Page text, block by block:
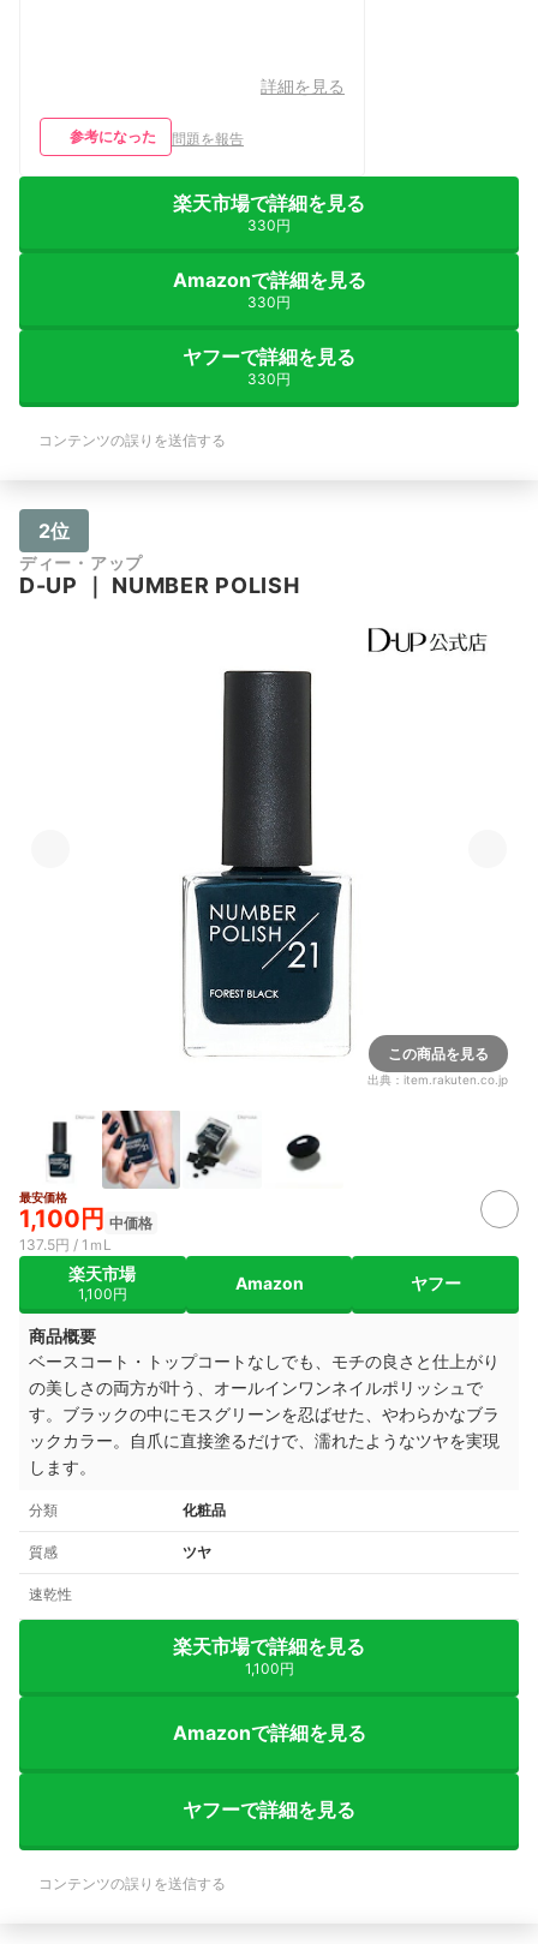
詳細を見る
参考になった 問題を報告
楽天市場で詳細を見る
330円
Amazonで詳細を見る
330円
ヤフーで詳細を見る
330円
コンテンツの誤りを送信する
2位
ディー・アップ
D-UP NUMBER POLISH
この商品を見る
出典： item.rakuten.co.jp
最安価格
1,100円 中価格
137.5円 / 1ｍL
楽天市場
1,100円
Amazon ヤフー
商品概要
ベースコート・トップコートなしでも、モチの良さと仕上がり
の美しさの両方が叶う、オールインワンネイルポリッシュで
す。ブラックの中にモスグリーンを忍ばせた、やわらかなブラ
ックカラー。自爪に直接塗るだけで、濡れたようなツヤを実現
します。
分類 化粧品
質感 ツヤ
速乾性
楽天市場で詳細を見る
1,100円
Amazonで詳細を見る
ヤフーで詳細を見る
コンテンツの誤りを送信する